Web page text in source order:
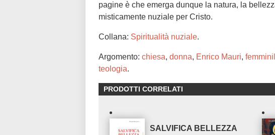
pagine è che emerga dunque la natura, la
misticamente nuziale per Cristo.
Collana: Spiritualità nuziale.
Argomento: chiesa, donna, Enrico Mauri,
teologia.
PRODOTTI CORRELATI
SALVIFICA BELLEZZA